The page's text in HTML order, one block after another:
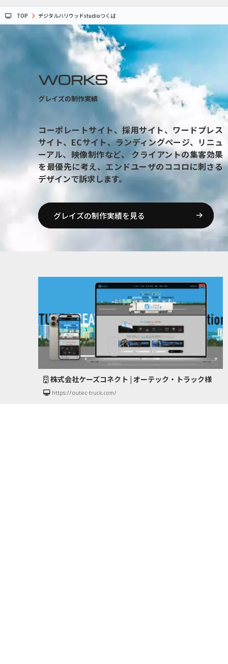
TOP デジタルハリウッドstudioつくば
WORKS
グレイズの制作実績
コーポレートサイト、採用サイト、ワードプレス
サイト、ECサイト、ランディングページ、リニュ
ーアル、映像制作など、 クライアントの集客効果
を最優先に考え、エンドユーザのココロに刺さる
デザインで訴求します。
グレイズの制作実績を見る
株式会社ケーズコネクト | オーテック・トラック様
https://autec-truck.com/